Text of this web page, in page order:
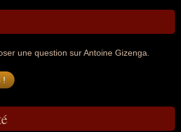
une question sur Antoine Gizenga.